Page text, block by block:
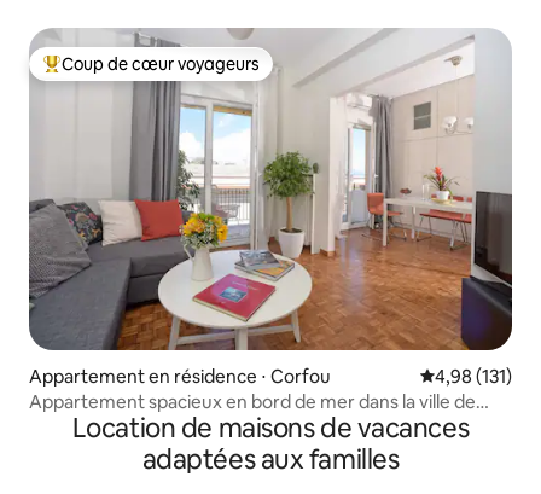
Coups de cœur voyageurs les plus appréciés
Coup de cœur voyageurs
Appartement en résidence ⋅ Corfou Évaluation
4,98 (131)
Appartement spacieux en bord de mer dans la ville de
CorfouLocation de maisons de vacances
adaptées aux familles